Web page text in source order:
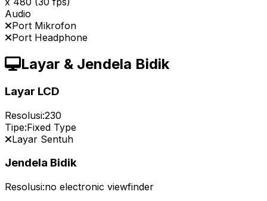
Audio
Port Mikrofon
Port Headphone
Layar & Jendela Bidik
Layar LCD
Resolusi:230
Tipe:Fixed Type
Layar Sentuh
Jendela Bidik
Resolusi:no electronic viewfinder